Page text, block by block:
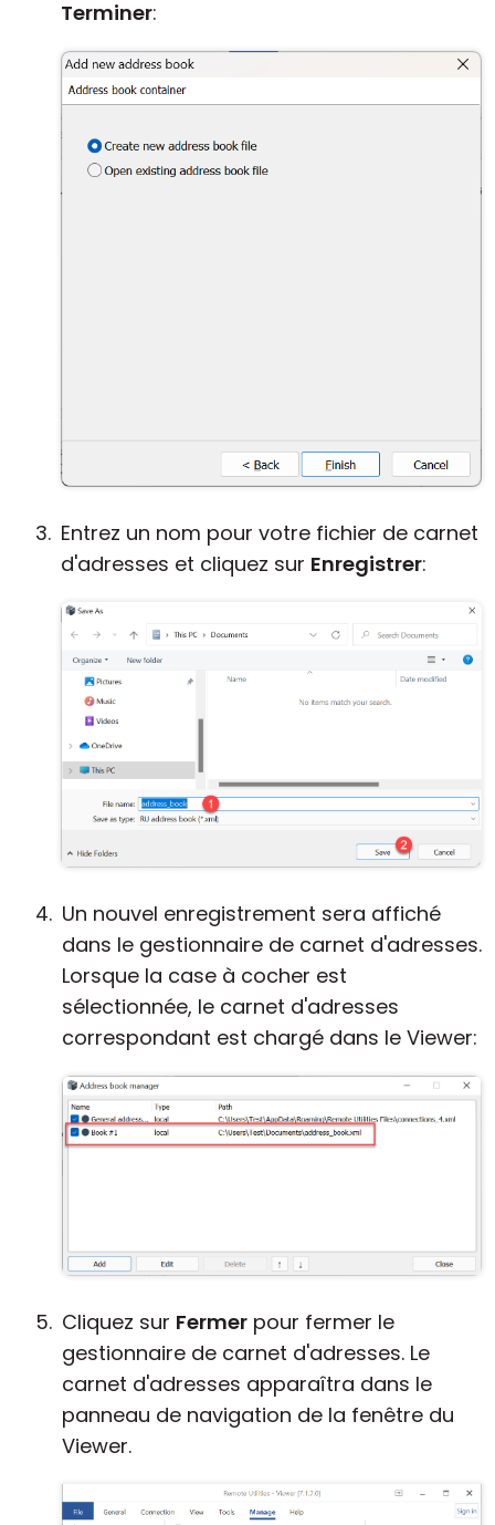
Terminer:
Entrez un nom pour votre fichier de carnet
d'adresses et cliquez sur Enregistrer:
Un nouvel enregistrement sera affiché
dans le gestionnaire de carnet d'adresses.
Lorsque la case à cocher est
sélectionnée, le carnet d'adresses
correspondant est chargé dans le Viewer:
Cliquez sur Fermer pour fermer le
gestionnaire de carnet d'adresses. Le
carnet d'adresses apparaîtra dans le
panneau de navigation de la fenêtre du
Viewer.